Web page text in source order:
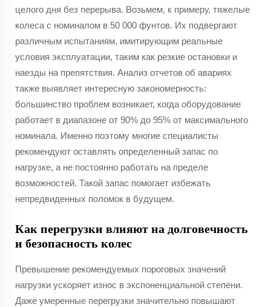
целого дня без перерыва. Возьмем, к примеру, тяжелые
колеса с номиналом в 50 000 фунтов. Их подвергают
различным испытаниям, имитирующим реальные
условия эксплуатации, таким как резкие остановки и
наезды на препятствия. Анализ отчетов об авариях
также выявляет интересную закономерность:
большинство проблем возникает, когда оборудование
работает в диапазоне от 90% до 95% от максимального
номинала. Именно поэтому многие специалисты
рекомендуют оставлять определенный запас по
нагрузке, а не постоянно работать на пределе
возможностей. Такой запас помогает избежать
непредвиденных поломок в будущем.
Как перегрузки влияют на долговечность
и безопасность колес
Превышение рекомендуемых пороговых значений
нагрузки ускоряет износ в экспоненциальной степени.
Даже умеренные перегрузки значительно повышают